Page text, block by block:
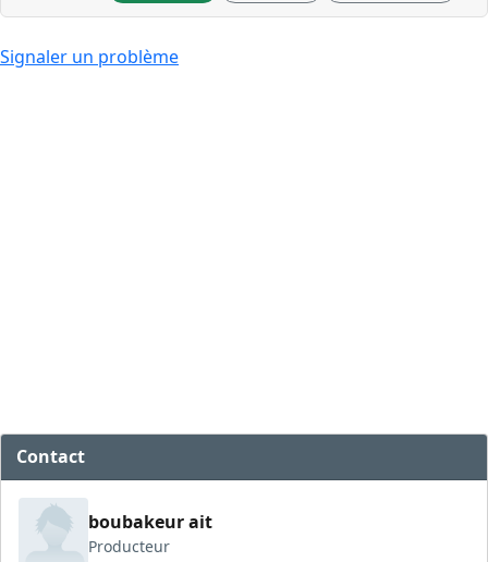
Signaler un problème
Contact
boubakeur ait
Producteur